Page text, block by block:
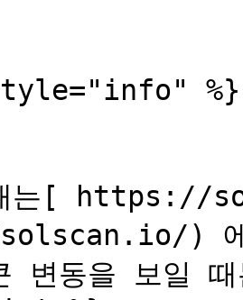
%}
는[ https://
) 에
변동을 보일